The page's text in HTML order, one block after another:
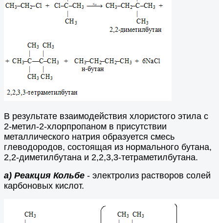
В результате взаимодействия хлористого этила с
2-метил-2-хлорпропаном в присутствии
металлического натрия образуется смесь
глеводородов, состоящая из нормального бутана,
2,2-диметилбутана и 2,2,3,3-тетраметилбутана.
а) Реакция Кольбе - электролиз растворов солей
карбоновых кислот.